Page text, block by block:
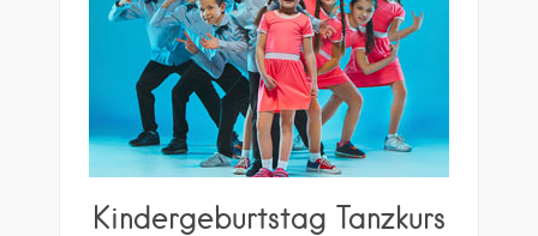
Kindergeburtstag Tanzkurs